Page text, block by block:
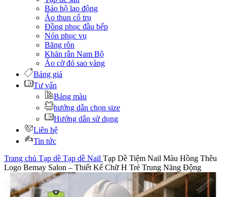
Bảo hộ lao động
Áo thun cổ trụ
Đồng phục đầu bếp
Nón phục vụ
Băng rôn
Khăn rằn Nam Bộ
Áo cờ đỏ sao vàng
Bảng giá
Tư vấn
Bảng màu
hướng dẫn chọn size
Hướng dẫn sử dụng
Liên hệ
Tin tức
Trang chủ Tạp dề Tạp dề Nail Tạp Dề Tiệm Nail Màu Hồng Thêu
Logo Bemay Salon – Thiết Kế Chữ H Trẻ Trung Năng Động